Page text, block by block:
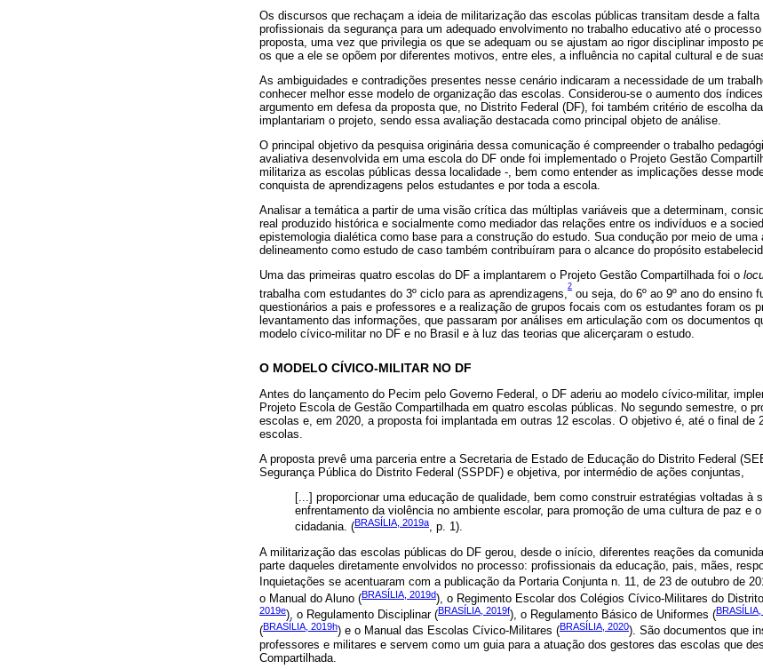
Os discursos que rechaçam a ideia de militarização das escolas públicas transitam desde a
profissionais da segurança para um adequado envolvimento no trabalho educativo até o
proposta, uma vez que privilegia os que se adequam ou se ajustam ao rigor disciplinar imposto
os que a ele se opõem por diferentes motivos, entre eles, a influência no capital cultural e de
As ambiguidades e contradições presentes nesse cenário indicaram a necessidade de um
conhecer melhor esse modelo de organização das escolas. Considerou-se o aumento dos
argumento em defesa da proposta que, no Distrito Federal (DF), foi também critério de escolha
implantariam o projeto, sendo essa avaliação destacada como principal objeto de análise.
O principal objetivo da pesquisa originária dessa comunicação é compreender o trabalho
avaliativa desenvolvida em uma escola do DF onde foi implementado o Projeto Gestão
militariza as escolas públicas dessa localidade -, bem como entender as implicações desse
conquista de aprendizagens pelos estudantes e por toda a escola.
Analisar a temática a partir de uma visão crítica das múltiplas variáveis que a determinam,
real produzido histórica e socialmente como mediador das relações entre os indivíduos e a
epistemologia dialética como base para a construção do estudo. Sua condução por meio de uma
delineamento como estudo de caso também contribuíram para o alcance do propósito
Uma das primeiras quatro escolas do DF a implantarem o Projeto Gestão Compartilhada foi o
trabalha com estudantes do 3º ciclo para as aprendizagens,
2
ou seja, do 6º ao 9º ano do ensino
questionários a pais e professores e a realização de grupos focais com os estudantes foram os
levantamento das informações, que passaram por análises em articulação com os documentos
modelo cívico-militar no DF e no Brasil e à luz das teorias que alicerçaram o estudo.
O MODELO CÍVICO-MILITAR NO DF
Antes do lançamento do Pecim pelo Governo Federal, o DF aderiu ao modelo cívico-militar,
Projeto Escola de Gestão Compartilhada em quatro escolas públicas. No segundo semestre, o
escolas e, em 2020, a proposta foi implantada em outras 12 escolas. O objetivo é, até o final de
escolas.
A proposta prevê uma parceria entre a Secretaria de Estado de Educação do Distrito Federal
Segurança Pública do Distrito Federal (SSPDF) e objetiva, por intermédio de ações conjuntas,
[...] proporcionar uma educação de qualidade, bem como construir estratégias voltadas à
enfrentamento da violência no ambiente escolar, para promoção de uma cultura de paz e
cidadania. (BRASÍLIA, 2019a, p. 1).
A militarização das escolas públicas do DF gerou, desde o início, diferentes reações da
parte daqueles diretamente envolvidos no processo: profissionais da educação, pais, mães,
Inquietações se acentuaram com a publicação da Portaria Conjunta n. 11, de 23 de outubro de
o Manual do Aluno (BRASÍLIA, 2019d), o Regimento Escolar dos Colégios Cívico-Militares do
2019e), o Regulamento Disciplinar (BRASÍLIA, 2019f), o Regulamento Básico de Uniformes (
(BRASÍLIA, 2019h) e o Manual das Escolas Cívico-Militares (BRASÍLIA, 2020). São documentos que
professores e militares e servem como um guia para a atuação dos gestores das escolas que
Compartilhada.